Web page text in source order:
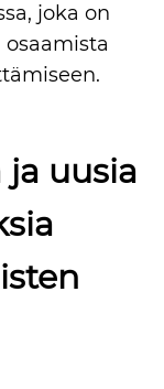
joka on
ja uusia